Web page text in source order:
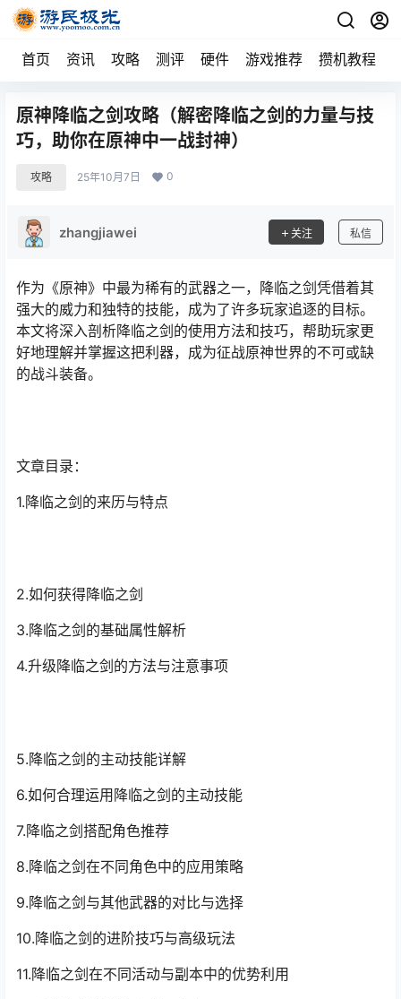
首页 资讯 攻略 测评 硬件 游戏推荐 攒机教程
原神降临之剑攻略（解密降临之剑的力量与技
巧，助你在原神中一战封神）
攻略 25年10月7日 0
zhangjiawei 关注 私信
作为《原神》中最为稀有的武器之一，降临之剑凭借着其
强大的威力和独特的技能，成为了许多玩家追逐的目标。
本文将深入剖析降临之剑的使用方法和技巧，帮助玩家更
好地理解并掌握这把利器，成为征战原神世界的不可或缺
的战斗装备。
文章目录：
1.降临之剑的来历与特点
2.如何获得降临之剑
3.降临之剑的基础属性解析
4.升级降临之剑的方法与注意事项
5.降临之剑的主动技能详解
6.如何合理运用降临之剑的主动技能
7.降临之剑搭配角色推荐
8.降临之剑在不同角色中的应用策略
9.降临之剑与其他武器的对比与选择
10.降临之剑的进阶技巧与高级玩法
11.降临之剑在不同活动与副本中的优势利用